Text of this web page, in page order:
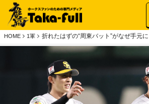
HOME 1軍 折れたはずの“周東バット”がなぜ手